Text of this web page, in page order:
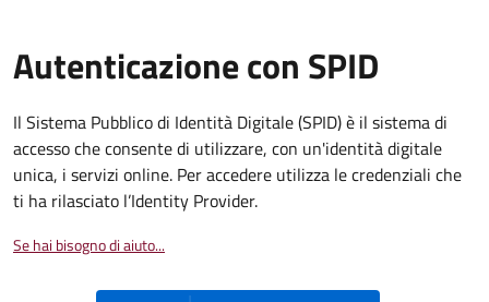
Autenticazione con SPID
Il Sistema Pubblico di Identità Digitale (SPID) è il sistema di
accesso che consente di utilizzare, con un'identità digitale
unica, i servizi online. Per accedere utilizza le credenziali che
ti ha rilasciato l’Identity Provider.
Se hai bisogno di aiuto...